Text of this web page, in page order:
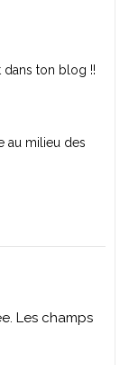
dans ton blog !!
au milieu des
Les champs